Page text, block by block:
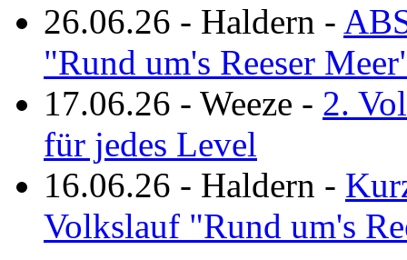
26.06.26 - Haldern -
"Rund um's Reeser
17.06.26 - Weeze - 2.
für jedes Level
16.06.26 - Haldern -
Volkslauf "Rund um's